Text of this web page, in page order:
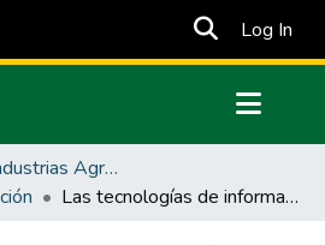
Log In
Facultad de Industrias Agropecuarias y Ciencias Ambientales
Las tecnologías de información y comunicación y el servicio socioeconómico de bienestar universitario